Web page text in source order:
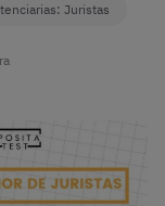
Juristas